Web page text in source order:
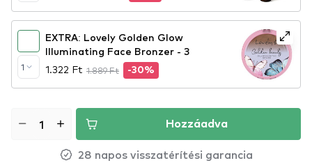
1
EXTRA: Lovely Golden Glow
Illuminating Face Bronzer - 3
1.322 Ft 1.889 Ft -30%
Hozzáadva
28 napos visszatérítési garancia